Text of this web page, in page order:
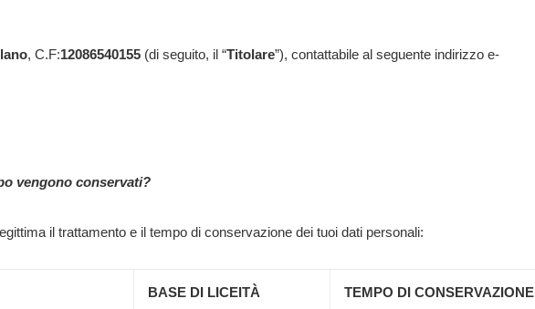
, C.F:12086540155 (di seguito, il “Titolare”), contattabile al seguente indirizzo e-
vengono conservati?
il trattamento e il tempo di conservazione dei tuoi dati personali:
BASE DI LICEITÀ TEMPO DI CONSERVAZIONE